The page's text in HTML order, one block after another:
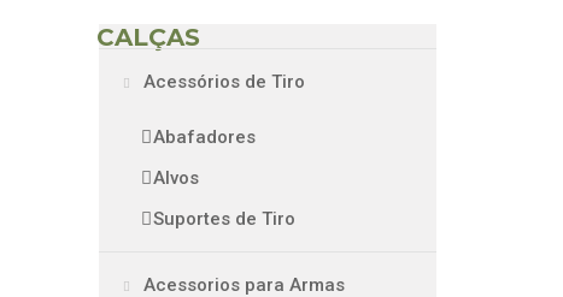
CALÇAS
Acessórios de Tiro
Abafadores
Alvos
Suportes de Tiro
Acessorios para Armas